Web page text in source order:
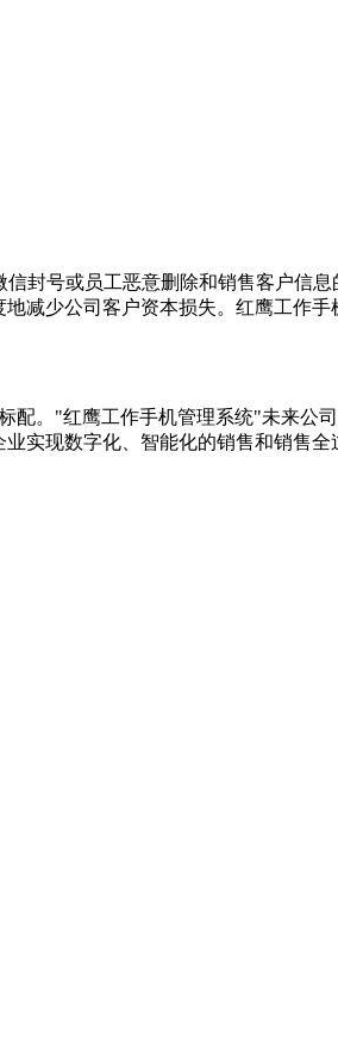
封号或员工恶意删除和销售客户信
减少公司客户资本损失。红鹰工作手
配。"红鹰工作手机管理系统"未来公
实现数字化、智能化的销售和销售全